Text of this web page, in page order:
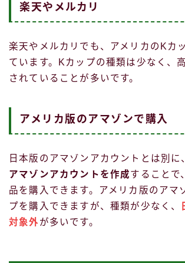
楽天やメルカリ
楽天やメルカリでも、アメリカのKカ
ています。Kカップの種類は少なく、
されていることが多いです。
アメリカ版のアマゾンで購入
日本版のアマゾンアカウントとは別に
アマゾンアカウントを作成することで
品を購入できます。アメリカ版のアマ
プを購入できますが、種類が少なく、
対象外 が多いです。